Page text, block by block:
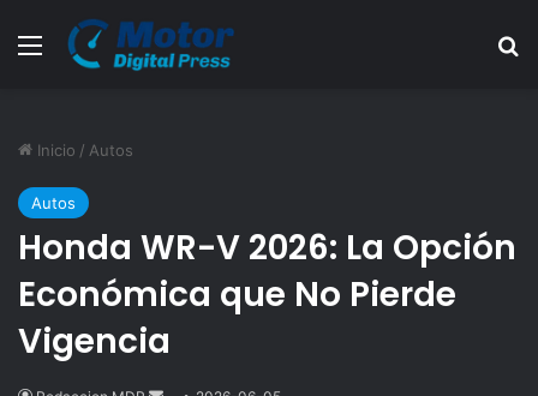
Menú
Inicio / Autos
Autos
Honda WR-V 2026: La Opción
Económica que No Pierde
Vigencia